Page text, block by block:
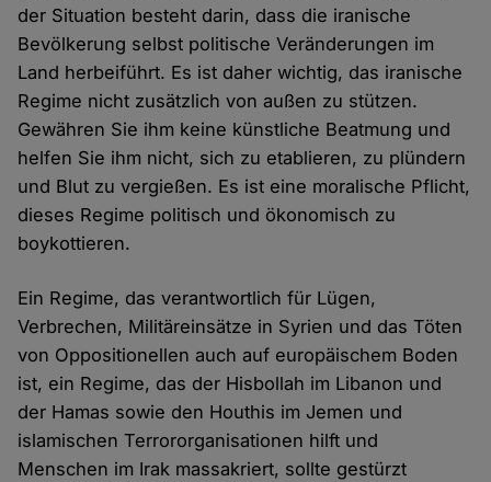
der Situation besteht darin, dass die iranische
Bevölkerung selbst politische Veränderungen im
Land herbeiführt. Es ist daher wichtig, das iranische
Regime nicht zusätzlich von außen zu stützen.
Gewähren Sie ihm keine künstliche Beatmung und
helfen Sie ihm nicht, sich zu etablieren, zu plündern
und Blut zu vergießen. Es ist eine moralische Pflicht,
dieses Regime politisch und ökonomisch zu
boykottieren.
Ein Regime, das verantwortlich für Lügen,
Verbrechen, Militäreinsätze in Syrien und das Töten
von Oppositionellen auch auf europäischem Boden
ist, ein Regime, das der Hisbollah im Libanon und
der Hamas sowie den Houthis im Jemen und
islamischen Terrororganisationen hilft und
Menschen im Irak massakriert, sollte gestürzt